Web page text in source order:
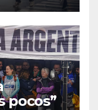
pocos”